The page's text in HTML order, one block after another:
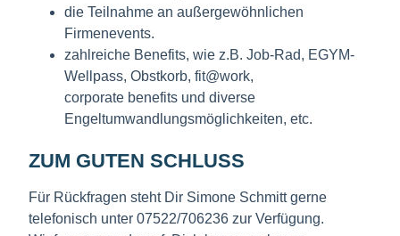
die Teilnahme an außergewöhnlichen
Firmenevents.
zahlreiche Benefits, wie z.B. Job-Rad, EGYM-
Wellpass, Obstkorb, fit@work,
corporate benefits und diverse
Engeltumwandlungsmöglichkeiten, etc.
ZUM GUTEN SCHLUSS
Für Rückfragen steht Dir Simone Schmitt gerne
telefonisch unter 07522/706236 zur Verfügung.